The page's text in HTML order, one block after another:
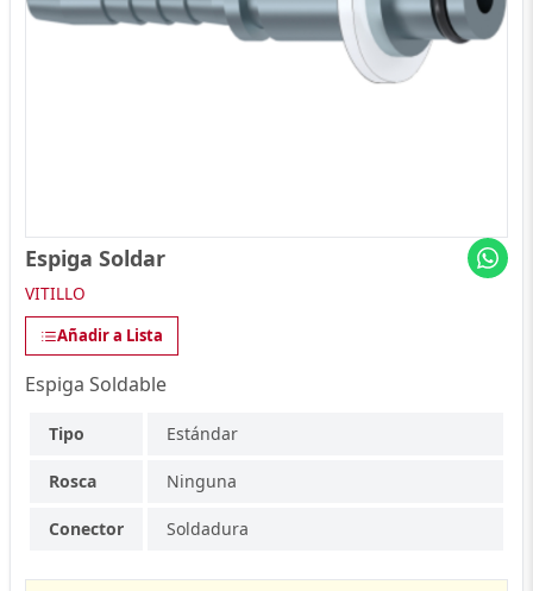
Espiga Soldar
VITILLO
Añadir a Lista
Espiga Soldable
Tipo Estándar
Rosca Ninguna
Conector Soldadura